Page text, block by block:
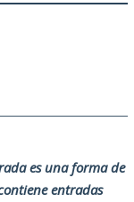
es una forma de
entradas